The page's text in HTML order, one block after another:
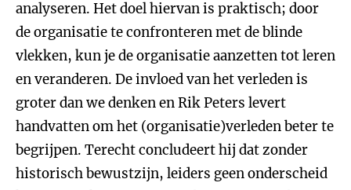
analyseren. Het doel hiervan is praktisch; door
de organisatie te confronteren met de blinde
vlekken, kun je de organisatie aanzetten tot leren
en veranderen. De invloed van het verleden is
groter dan we denken en Rik Peters levert
handvatten om het (organisatie)verleden beter te
begrijpen. Terecht concludeert hij dat zonder
historisch bewustzijn, leiders geen onderscheid